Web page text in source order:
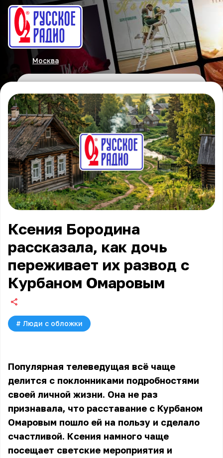
Москва
Ксения Бородина
рассказала, как дочь
переживает их развод с
Курбаном Омаровым
# Люди с обложки
Популярная телеведущая всё чаще
делится с поклонниками подробностями
своей личной жизни. Она не раз
признавала, что расставание с Курбаном
Омаровым пошло ей на пользу и сделало
счастливой. Ксения намного чаще
посещает светские мероприятия и